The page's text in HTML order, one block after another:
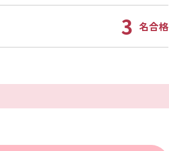
3 名合格